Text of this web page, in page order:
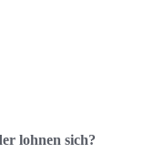
lohnen sich?